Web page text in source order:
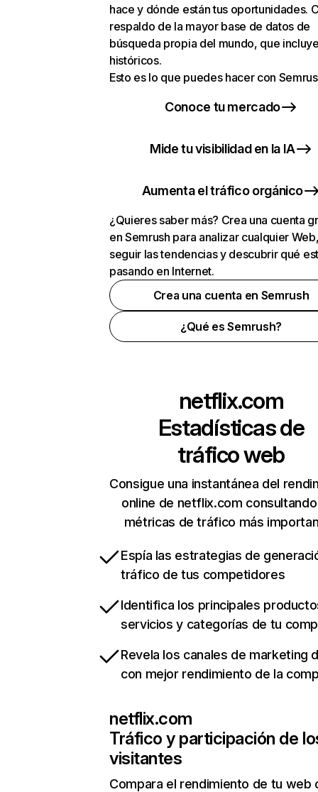
hace y dónde están tus oportunidades.
respaldo de la mayor base de datos de
búsqueda propia del mundo, que
históricos.
Esto es lo que puedes hacer con
Conoce tu mercado
Mide tu visibilidad en la IA
Aumenta el tráfico orgánico
¿Quieres saber más? Crea una cuenta
en Semrush para analizar cualquier
seguir las tendencias y descubrir qué
pasando en Internet.
Crea una cuenta en Semrush
¿Qué es Semrush?
netflix.com
Estadísticas de
tráfico web
Consigue una instantánea del
online de netflix.com
métricas de tráfico más
Espía las estrategias de
tráfico de tus competidores
Identifica los principales
servicios y categorías de tu
Revela los canales de marketing
con mejor rendimiento de la
netflix.com
Tráfico y participación de
visitantes
Compara el rendimiento de tu web